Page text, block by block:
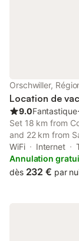
Orschwiller,
Location de
9.0Fantastique⋅
Set 18 km from
and 22 km from
des vignes -
situated in
WiFi Internet
Annulation
dès 232 € par